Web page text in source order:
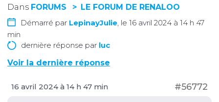
Dans FORUMS
LE FORUM DE RENALOO
Démarré par LepinayJulie , le 16 avril 2024 à 14 h 47
min
dernière réponse par luc
Voir la dernière réponse
16 avril 2024 à 14 h 47 min #56772